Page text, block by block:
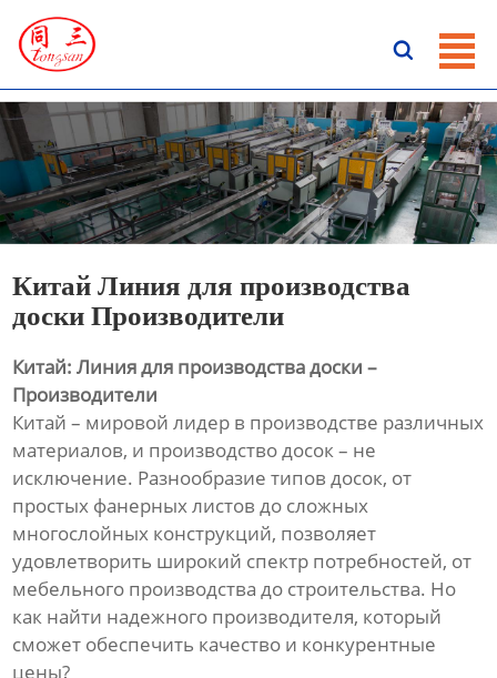

ГЛАВНАЯ
НОВОСТИ
О HАС
Китай Линия для производства
доски Производители
Китай: Линия для производства доски –
Производители
Китай – мировой лидер в производстве различных
материалов, и производство досок – не
исключение. Разнообразие типов досок, от
простых фанерных листов до сложных
многослойных конструкций, позволяет
удовлетворить широкий спектр потребностей, от
мебельного производства до строительства. Но
как найти надежного производителя, который
сможет обеспечить качество и конкурентные
цены?